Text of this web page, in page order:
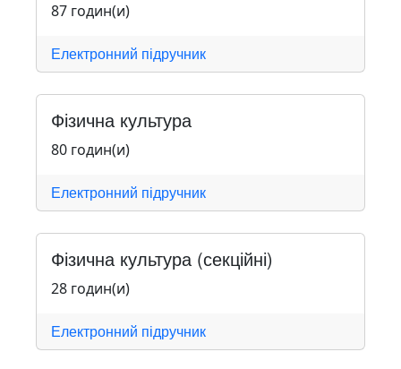
87 годин(и)
Електронний підручник
Фізична культура
80 годин(и)
Електронний підручник
Фізична культура (секційні)
28 годин(и)
Електронний підручник